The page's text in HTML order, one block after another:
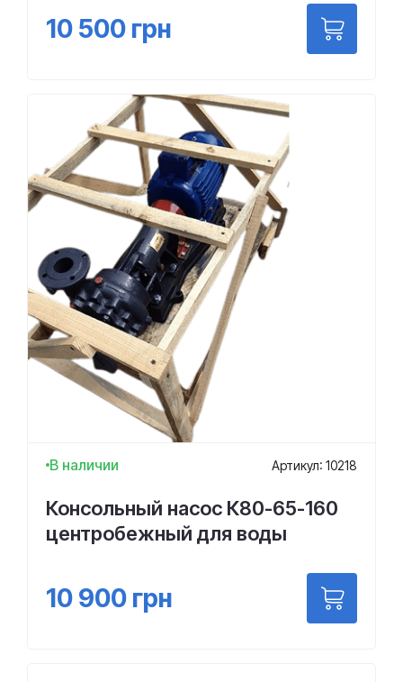
10 500 грн
В наличии Артикул: 10218
Консольный насос К80-65-160
центробежный для воды
10 900 грн